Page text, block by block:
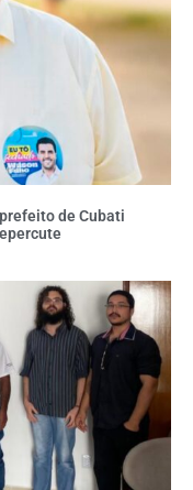
de Cubati